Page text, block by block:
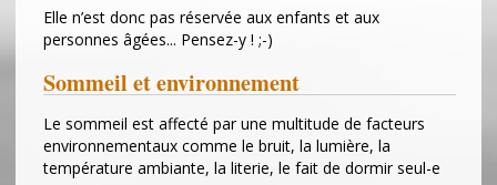
Elle n’est donc pas réservée aux enfants et aux
personnes âgées... Pensez-y ! ;-)
Sommeil et environnement
Le sommeil est affecté par une multitude de facteurs
environnementaux comme le bruit, la lumière, la
température ambiante, la literie, le fait de dormir seul-e